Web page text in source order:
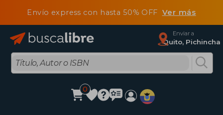
Envío express con hasta 50% OFF Ver más
Enviar a
Quito, Pichincha
0